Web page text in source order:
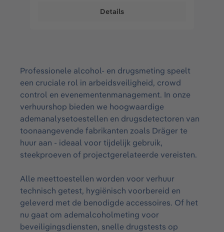
Details
Professionele alcohol- en drugsmeting speelt
een cruciale rol in arbeidsveiligheid, crowd
control en evenementenmanagement. In onze
verhuurshop bieden we hoogwaardige
ademanalysetoestellen en drugsdetectoren van
toonaangevende fabrikanten zoals Dräger te
huur aan - ideaal voor tijdelijk gebruik,
steekproeven of projectgerelateerde vereisten.
Alle meettoestellen worden voor verhuur
technisch getest, hygiënisch voorbereid en
geleverd met de benodigde accessoires. Of het
nu gaat om ademalcoholmeting voor
beveiligingsdiensten, snelle drugstests op